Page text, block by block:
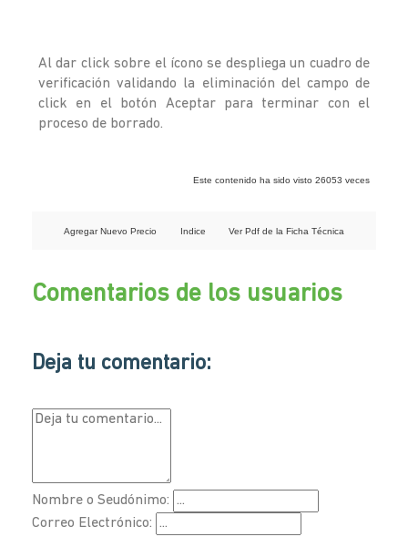
Al dar click sobre el ícono se despliega un cuadro de
verificación validando la eliminación del campo de
click en el botón Aceptar para terminar con el
proceso de borrado.
Este contenido ha sido visto 26053 veces
Agregar Nuevo Precio Ver Pdf de la Ficha Técnica
Indice
Comentarios de los usuarios
Deja tu comentario:
Nombre o Seudónimo:
Correo Electrónico: